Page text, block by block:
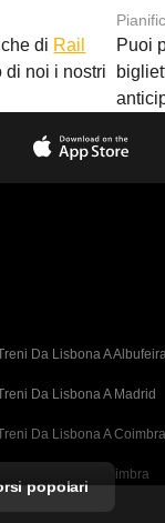
di Rail
di noi i nostri
Puoi
Da Lisbona A
Da Lisbona A Madrid
Da Lisbona A Coimbra
Treni Da Porto A Coimbra
popolari